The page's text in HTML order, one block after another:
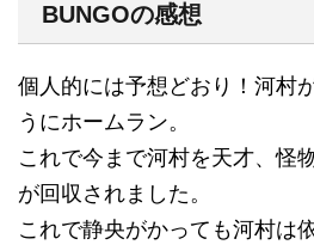
BUNGOの感想
個人的には予想どおり！河村
うにホームラン。
これで今まで河村を天才、怪
が回収されました。
これで静央がかっても河村は